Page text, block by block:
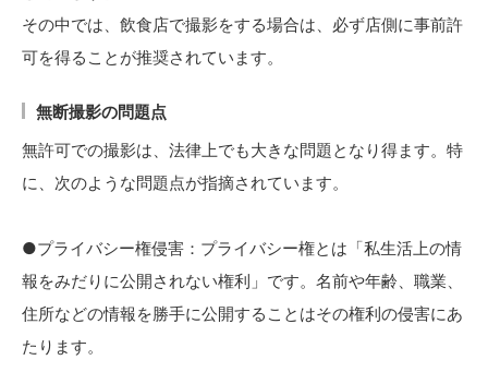
その中では、飲食店で撮影をする場合は、必ず店側に事前許
可を得ることが推奨されています。
無断撮影の問題点
無許可での撮影は、法律上でも大きな問題となり得ます。特
に、次のような問題点が指摘されています。
●プライバシー権侵害：プライバシー権とは「私生活上の情
報をみだりに公開されない権利」です。名前や年齢、職業、
住所などの情報を勝手に公開することはその権利の侵害にあ
たります。